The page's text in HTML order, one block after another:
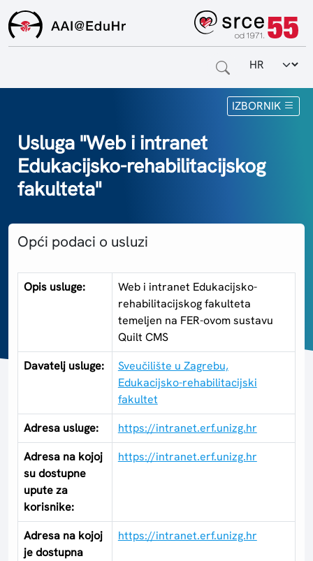
Odabir
IZBORNIK
Za krajnje korisnike
Za davatelje usluga
Usluga "Web i intranet
Edukacijsko-rehabilitacijskog
fakulteta"
Opći podaci o usluzi
Opis usluge:
Web i intranet Edukacijsko-
rehabilitacijskog fakulteta
temeljen na FER-ovom sustavu
Quilt CMS
Davatelj usluge:
Sveučilište u Zagrebu,
Edukacijsko-rehabilitacijski
fakultet
Adresa usluge:
https://intranet.erf.unizg.hr
Adresa na kojoj
su dostupne
upute za
korisnike:
https://intranet.erf.unizg.hr
Adresa na kojoj
je dostupna
https://intranet.erf.unizg.hr